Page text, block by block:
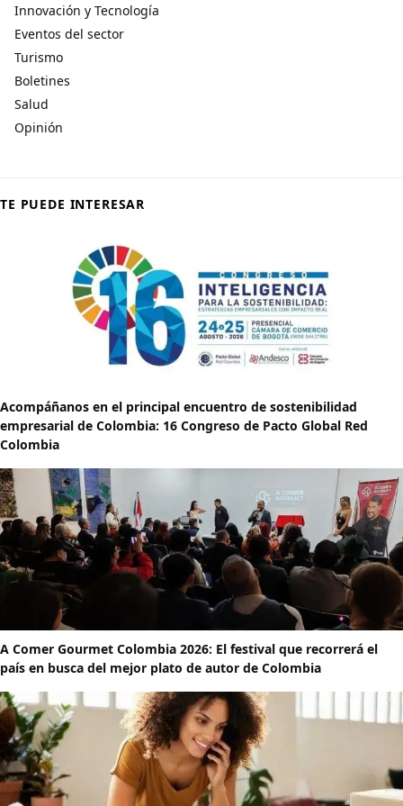
Innovación y Tecnología
Eventos del sector
Turismo
Boletines
Salud
Opinión
TE PUEDE INTERESAR
Acompáñanos en el principal encuentro de sostenibilidad
empresarial de Colombia: 16 Congreso de Pacto Global Red
Colombia
A Comer Gourmet Colombia 2026: El festival que recorrerá el
país en busca del mejor plato de autor de Colombia